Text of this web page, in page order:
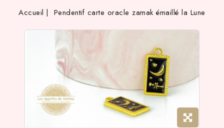
Accueil Pendentif carte oracle zamak émaillé la Lune